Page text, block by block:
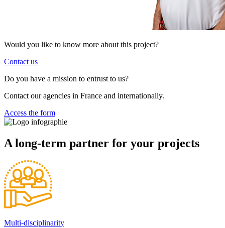
Would you like to know more about this project?
Contact us
Do you have a mission to entrust to us?
Contact our agencies in France and internationally.
Access the form
A long-term partner for your projects
Multi-disciplinarity